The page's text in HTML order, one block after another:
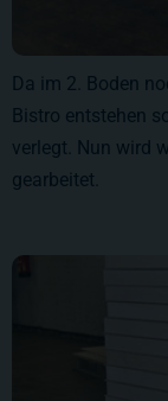
Da im 2. Boden
Bistro entstehen
verlegt. Nun wird
gearbeitet.